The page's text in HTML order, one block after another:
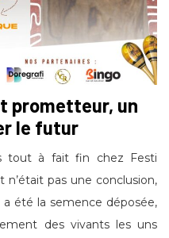
prometteur, un
le futur
tout à fait fin chez Festi
n’était pas une conclusion,
été la semence déposée,
des vivants les uns